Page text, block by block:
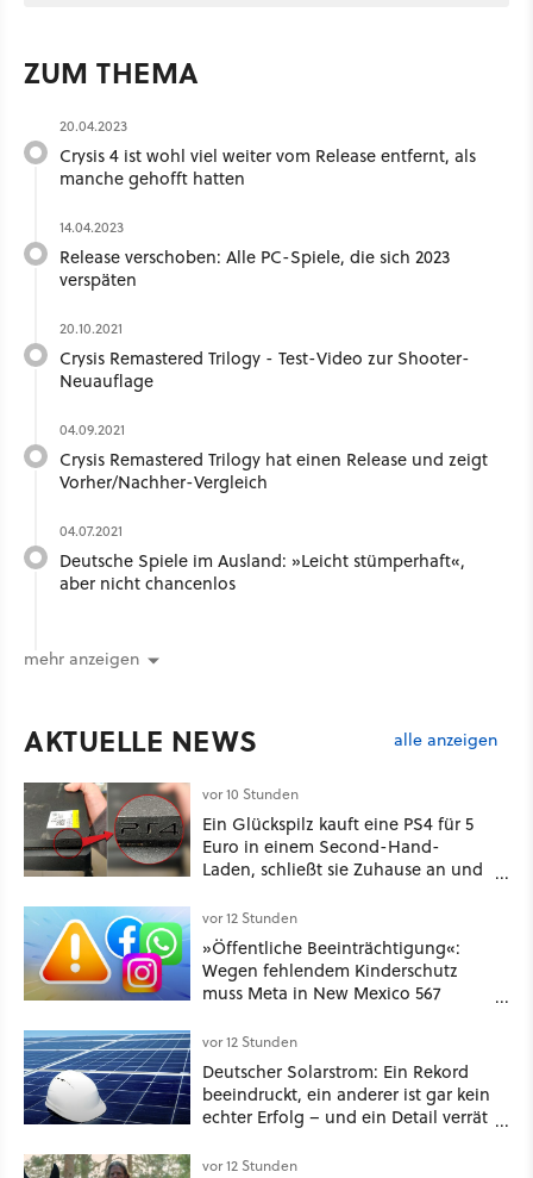
ZUM THEMA
20.04.2023
Crysis 4 ist wohl viel weiter vom Release entfernt, als
manche gehofft hatten
14.04.2023
Release verschoben: Alle PC-Spiele, die sich 2023
verspäten
20.10.2021
Crysis Remastered Trilogy - Test-Video zur Shooter-
Neuauflage
04.09.2021
Crysis Remastered Trilogy hat einen Release und zeigt
Vorher/Nachher-Vergleich
04.07.2021
Deutsche Spiele im Ausland: »Leicht stümperhaft«,
aber nicht chancenlos
mehr anzeigen
AKTUELLE NEWS alle anzeigen
vor 10 Stunden
Ein Glückspilz kauft eine PS4 für 5
Euro in einem Second-Hand-
Laden, schließt sie Zuhause an und
funktionierende PlayStation [Best of
GameStar]
vor 12 Stunden
»Öffentliche Beeinträchtigung«:
Wegen fehlendem Kinderschutz
muss Meta in New Mexico 567
vor 12 Stunden
Deutscher Solarstrom: Ein Rekord
beeindruckt, ein anderer ist gar kein
echter Erfolg – und ein Detail verrät
jede Zahl
vor 12 Stunden